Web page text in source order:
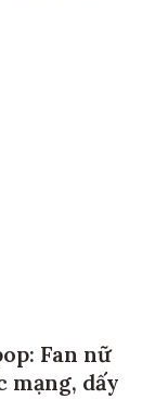
Fan nữ
mạng, dấy